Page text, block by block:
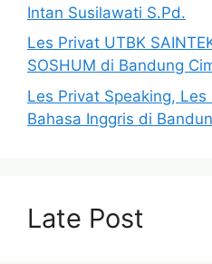
Intan Susilawati S.Pd.
Les Privat UTBK
SOSHUM di Bandung
Les Privat Speaking,
Bahasa Inggris di
Late Post